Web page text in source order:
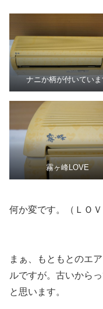
ナニか柄が付いていま
霧ヶ峰LOVE
何か変です。（ＬＯ
まぁ、もともとのエ
ルですが。古いから
と思います。